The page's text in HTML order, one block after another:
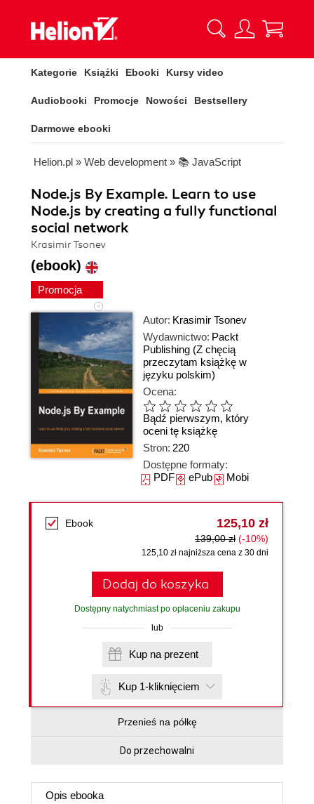
Kategorie Książki Ebooki Kursy video
Audiobooki Promocje Nowości Bestsellery
Darmowe ebooki
Helion.pl » Web development » 📚 JavaScript
Node.js By Example. Learn to use
Node.js by creating a fully functional
social network
Krasimir Tsonev
(ebook)
Promocja
Autor: Krasimir Tsonev
Wydawnictwo: Packt
Publishing (Z chęcią
przeczytam książkę w
języku polskim)
Ocena:
Bądź pierwszym, który
oceni tę książkę
Stron: 220
Dostępne formaty:
PDFePubMobi
Ebook 125,10 zł
139,00 zł (-10%)
125,10 zł najniższa cena z 30 dni
Dodaj do koszyka
Dostępny natychmiast po opłaceniu zakupu
lub
Kup na prezent
Kup 1-kliknięciem
Przenieś na półkę
Do przechowalni
Opis ebooka